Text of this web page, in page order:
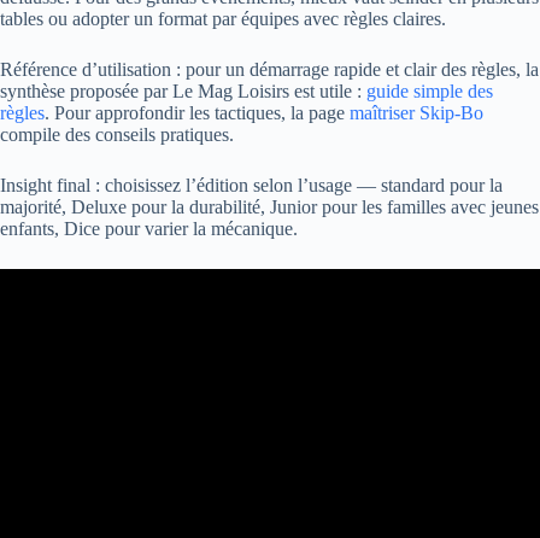
tables ou adopter un format par équipes avec règles claires.
Référence d’utilisation : pour un démarrage rapide et clair des règles, la
synthèse proposée par Le Mag Loisirs est utile : guide simple des
règles. Pour approfondir les tactiques, la page maîtriser Skip-Bo
compile des conseils pratiques.
Insight final : choisissez l’édition selon l’usage — standard pour la
majorité, Deluxe pour la durabilité, Junior pour les familles avec jeunes
enfants, Dice pour varier la mécanique.